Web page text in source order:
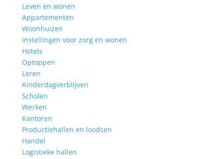
Leven en wonen
Appartementen
Woonhuizen
Instellingen voor zorg en wonen
Hotels
Optoppen
Leren
Kinderdagverblijven
Scholen
Werken
Kantoren
Productiehallen en loodsen
Handel
Logistieke hallen